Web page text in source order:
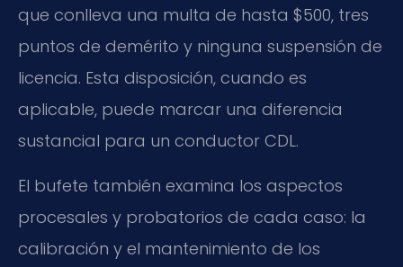
que conlleva una multa de hasta $500, tres
puntos de demérito y ninguna suspensión de
licencia. Esta disposición, cuando es
aplicable, puede marcar una diferencia
sustancial para un conductor CDL.
El bufete también examina los aspectos
procesales y probatorios de cada caso: la
calibración y el mantenimiento de los